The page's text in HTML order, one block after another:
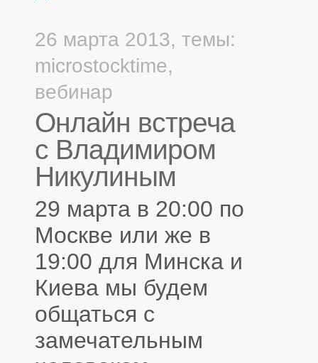
26 марта 2013, темы:
microstocktime,
вебинар
Онлайн встреча
с Владимиром
Никулиным
29 марта в 20:00 по
Москве или же в
19:00 для Минска и
Киева мы будем
общаться с
замечательным